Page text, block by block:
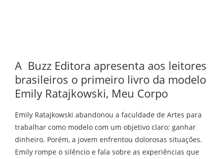
A Buzz Editora apresenta aos leitores
brasileiros o primeiro livro da modelo
Emily Ratajkowski, Meu Corpo
Emily Ratajkowski abandonou a faculdade de Artes para
trabalhar como modelo com um objetivo claro: ganhar
dinheiro. Porém, a jovem enfrentou dolorosas situações.
Emily rompe o silêncio e fala sobre as experiências que